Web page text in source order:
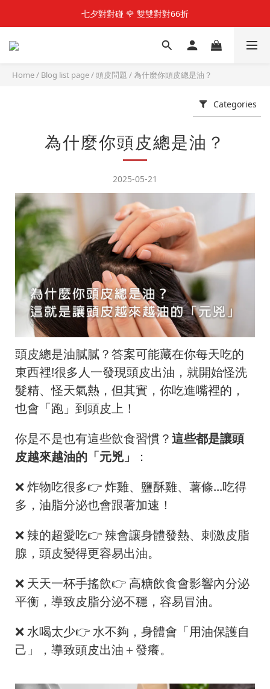
快加入LINE@好友  享100元優惠金
七夕對對碰 🌹 雙雙對對66折
快加入LINE@好友  享100元優惠金
Home/ Blog list page/頭皮問題 /為什麼你頭皮總是油？
Categories
為什麼你頭皮總是油？
2025-05-21
頭皮總是油膩膩？答案可能藏在你每天吃的
東西裡!很多人一發現頭皮出油，就開始怪洗
髮精、怪天氣熱，但其實，你吃進嘴裡的，
也會「跑」到頭皮上！
你是不是也有這些飲食習慣？這些都是讓頭
皮越來越油的「元兇」
：
❌ 炸物吃很多👉 炸雞、鹽酥雞、薯條...吃得
多，油脂分泌也會跟著加速！
❌ 辣的超愛吃👉 辣會讓身體發熱、刺激皮脂
腺，頭皮變得更容易出油。
❌ 天天一杯手搖飲👉 高糖飲食會影響內分泌
平衡，導致皮脂分泌不穩，容易冒油。
❌ 水喝太少👉 水不夠，身體會「用油保護自
己」，導致頭皮出油＋發癢。